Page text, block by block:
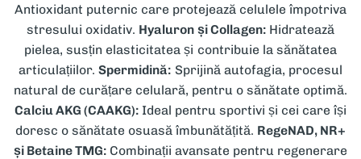
Antioxidant puternic care protejează celulele împotriva
stresului oxidativ. Hyaluron și Collagen:Hidratează
pielea, susțin elasticitatea și contribuie la sănătatea
articulațiilor.Spermidină: Sprijină autofagia, procesul
natural de curățare celulară, pentru o sănătate optimă.
Calciu AKG (CAAKG):Ideal pentru sportivi și cei care își
doresc o sănătate osuasă îmbunătățită. RegeNAD, NR+
și Betaine TMG:Combinații avansate pentru regenerare